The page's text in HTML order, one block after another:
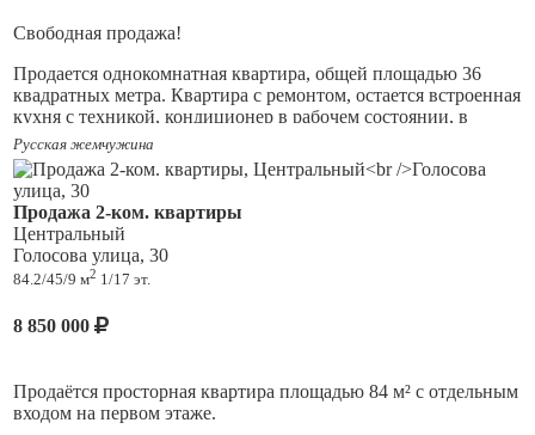
Свободная продажа!
Продается однокомнатная квартира, общей площадью 36
квадратных метра. Квартира с ремонтом, остается встроенная
кухня с техникой, кондиционер в рабочем состоянии, в
жилой комнате большая встроенная гардеробная система,
также выполнена частичная шумоизоляция стен. Санузел
совмещенный с душевой кабиной, вся сантехника в рабочем
состоянии.
Дом находится во внутриквартальной территории, что
обеспечивают тишину от дороги, двор не проездной, со
стороны улицы находится сквер, в шаговой доступности
остановки общественного транспорта. Квартал расположен в
самом центре Автозаводского района.
Русская жемчужина
Продажа 2-ком. квартиры
Центральный
Голосова улица, 30
84.2/45/9 м2 1/17 эт.
8 850 000
Продаётся просторная квартира площадью 84 м² с отдельным
входом на первом этаже.